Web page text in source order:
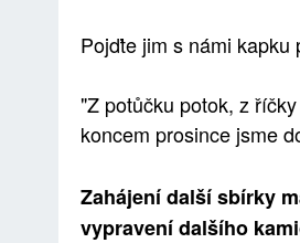
Pojďte jim s námi
"Z potůčku potok, z
koncem prosince jsme
Zahájení další sbírky
vypravení dalšího